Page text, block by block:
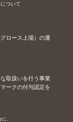
ついて
ロース上場）の運
取扱いを行う事業
ークの付与認定を
、